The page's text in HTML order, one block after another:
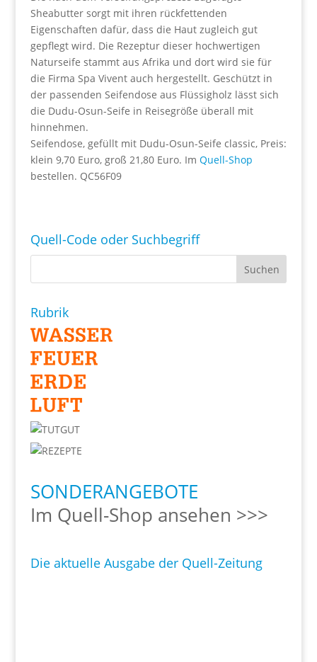
Sheabutter sorgt mit ihren rückfettenden
Eigenschaften dafür, dass die Haut zugleich gut
gepflegt wird. Die Rezeptur dieser hochwertigen
Naturseife stammt aus Afrika und dort wird sie für
die Firma Spa Vivent auch hergestellt. Geschützt in
der passenden Seifendose aus Flüssigholz lässt sich
die Dudu-Osun-Seife in Reisegröße überall mit
hinnehmen.
Seifendose, gefüllt mit Dudu-Osun-Seife classic, Preis:
klein 9,70 Euro, groß 21,80 Euro. Im Quell-Shop
bestellen. QC56F09
Quell-Code oder Suchbegriff
Rubrik
SONDERANGEBOTE
Im Quell-Shop ansehen >>>
Die aktuelle Ausgabe der Quell-Zeitung